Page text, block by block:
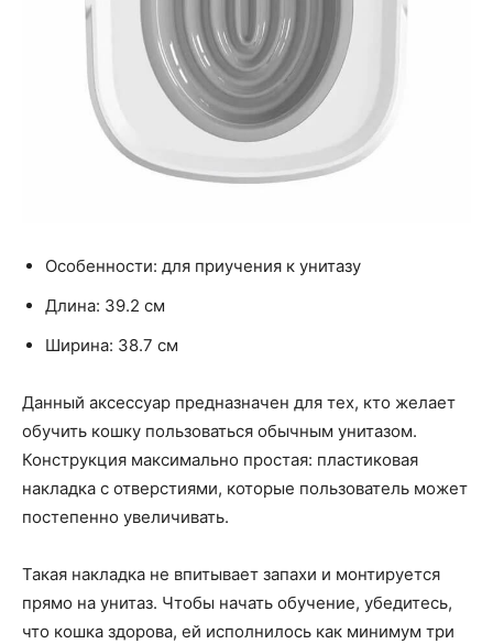
Особенности: для приучения к унитазу
Длина: 39.2 см
Ширина: 38.7 см
Данный аксессуар предназначен для тех, кто желает
обучить кошку пользоваться обычным унитазом.
Конструкция максимально простая: пластиковая
накладка с отверстиями, которые пользователь может
постепенно увеличивать.
Такая накладка не впитывает запахи и монтируется
прямо на унитаз. Чтобы начать обучение, убедитесь,
что кошка здорова, ей исполнилось как минимум три